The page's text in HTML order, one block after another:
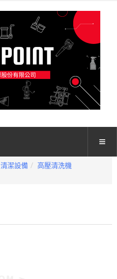
清潔設備
高壓清洗機